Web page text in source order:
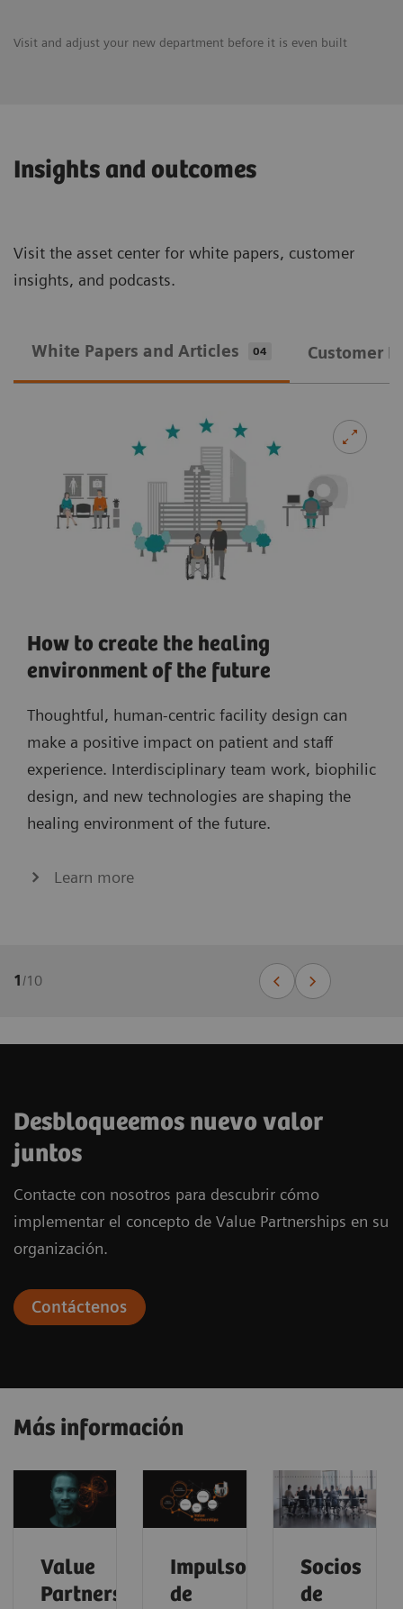
Visit and adjust your new department before it is even built
Insights and outcomes
Visit the asset center for white papers, customer
insights, and podcasts.
White Papers and Articles 04 Customer
How to create the healing
environment of the future
Thoughtful, human-centric facility design can
make a positive impact on patient and staff
experience. Interdisciplinary team work, biophilic
design, and new technologies are shaping the
healing environment of the future.
Learn more
1/10
Desbloqueemos nuevo valor
juntos
Contacte con nosotros para descubrir cómo
implementar el concepto de Value Partnerships en su
organización.
Contáctenos
Más información
Value
Partnerships
Impulsores
de
Socios
de